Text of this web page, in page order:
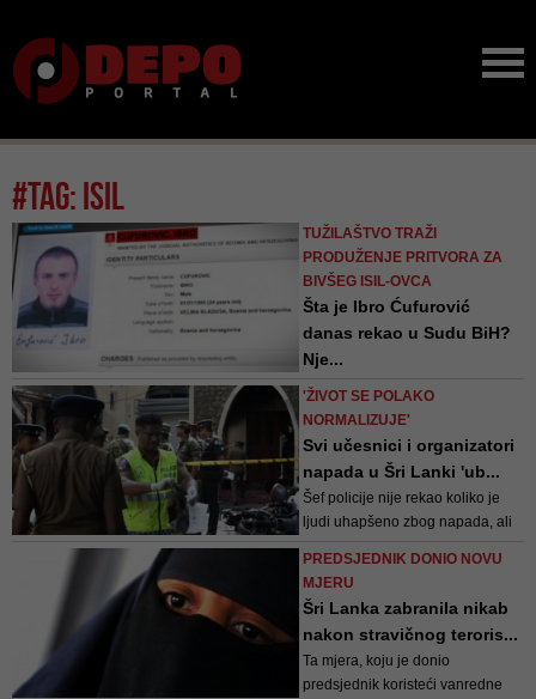
#tag: isil
TUŽILAŠTVO TRAŽI
PRODUŽENJE PRITVORA ZA
BIVŠEG ISIL-OVCA
Šta je Ibro Ćufurović
danas rekao u Sudu BiH?
Nje...
Ćuforovićev advokat Senad
neosnovan te da dokazi
Tužilaštva ne potvrđuju navode
da je njegov branjenik počinio
djelo za koje se tereti
'ŽIVOT SE POLAKO
NORMALIZUJE'
Svi učesnici i organizatori
napada u Šri Lanki 'ub...
Šef policije nije rekao koliko je
ljudi uhapšeno zbog napada, ali
PREDSJEDNIK DONIO NOVU
MJERU
Šri Lanka zabranila nikab
nakon stravičnog teroris...
Ta mjera, koju je donio
predsjednik koristeći vanredne